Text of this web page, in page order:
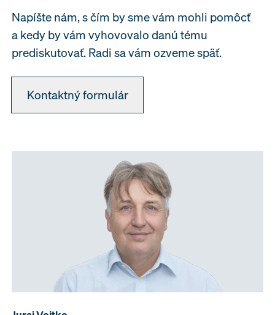
Napíšte nám, s čím by sme vám mohli pomôcť
a kedy by vám vyhovovalo danú tému
prediskutovať. Radi sa vám ozveme späť.
Kontaktný formulár